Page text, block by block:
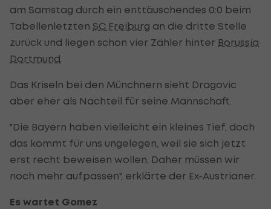
am Samstag durch ein enttäuschendes 0:0 beim
Tabellenletzten SC Freiburg an die dritte Stelle
zurück und liegen schon vier Zähler hinter Borussia
Dortmund
Das Kriseln bei den Münchnern sieht Dragovic
aber eher als Nachteil für seine Mannschaft.
"Die Bayern haben vielleicht ein kleines Tief, doch
das kommt für uns ungelegen, weil sie sich jetzt
erst recht beweisen wollen. Daher müssen wir
noch mehr aufpassen", erklärte der Ex-Austrianer.
Es wartet Gomez